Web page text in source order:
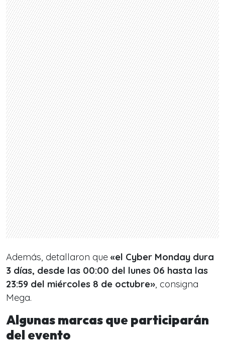
Además, detallaron que «el Cyber Monday dura
3 días, desde las 00:00 del lunes 06 hasta las
23:59 del miércoles 8 de octubre» , consigna
Mega.
Algunas marcas que participarán
del evento